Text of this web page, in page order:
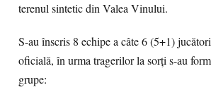
terenul sintetic din Valea Vinului.
S-au înscris 8 echipe a câte 6 (5+1)
oficială, în urma tragerilor la sorți s-au
grupe: